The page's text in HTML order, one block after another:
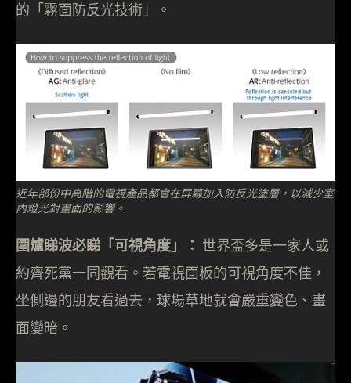
的「霧面防反光技術」。
近年部份中高階的電視產品都會在屏幕加入防反光塗層，以減少室
內燈光對畫面的影響。
圍爐睇波必睇「可視角度」： 世界盃多是一家人或
約齊死黨一同觀看。若電視面板的可視角度不佳，
坐側邊的朋友看過去，球場草地就會嚴重變色、畫
面變暗。